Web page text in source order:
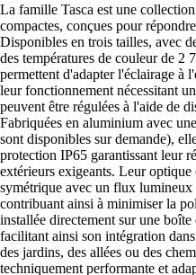
La famille Tasca est une
compactes, conçues pour
Disponibles en trois tailles, avec
des températures de couleur de
permettent d'adapter l'éclairage à
leur fonctionnement nécessitant
peuvent être régulées à l'aide de
Fabriquées en aluminium avec
sont disponibles sur demande),
protection IP65 garantissant leur
extérieurs exigeants. Leur
symétrique avec un flux lumineux
contribuant ainsi à minimiser la
installée directement sur une
facilitant ainsi son intégration
des jardins, des allées ou des
techniquement performante et